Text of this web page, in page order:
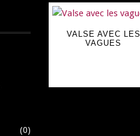
VALSE AVEC LES
VAGUES
(0)